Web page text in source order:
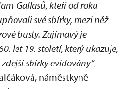
Gallasů, kteří od roku
své sbírky, mezi něž
busty. Zajímavý je
let 19. století, který ukazuje,
sbírky evidovány“,
náměstkyně